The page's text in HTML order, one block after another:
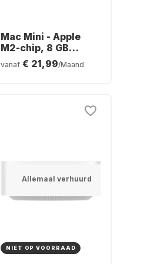
Mac Mini - Apple
M2-chip, 8 GB
geheugen, 512 GB
SSD, geïntegreerde
vanaf € 21,99/Maand
Allemaal verhuurd
NIET OP VOORRAAD